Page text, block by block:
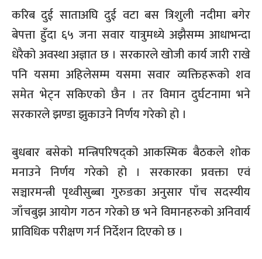
करिब दुई साताअघि दुई वटा बस त्रिशुली नदीमा बगेर
बेपत्ता हुँदा ६५ जना सवार यात्रुमध्ये अझैसम्म आधाभन्दा
धेरैको अवस्था अज्ञात छ । सरकारले खोजी कार्य जारी राखे
पनि यसमा अहिलेसम्म यसमा सवार व्यक्तिहरूको शव
समेत भेट्न सकिएको छैन । तर विमान दुर्घटनामा भने
सरकारले झण्डा झुकाउने निर्णय गरेको हो ।
बुधबार बसेको मन्त्रिपरिषद्को आकस्मिक बैठकले शोक
मनाउने निर्णय गरेको हो । सरकारका प्रवक्ता एवं
सञ्चारमन्त्री पृथ्वीसुब्बा गुरुङका अनुसार पाँच सदस्यीय
जाँचबुझ आयोग गठन गरेको छ भने विमानहरुको अनिवार्य
प्राविधिक परीक्षण गर्न निर्देशन दिएको छ ।